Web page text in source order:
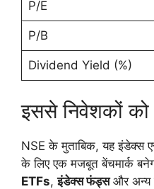
P/E
P/B
Dividend Yield (%)
इससे निवेशकों को
NSE के मुताबिक, यह इंडेक्स
के लिए एक मजबूत बेंचमार्क
ETFs,इंडेक्स फंड्सऔर अन्य